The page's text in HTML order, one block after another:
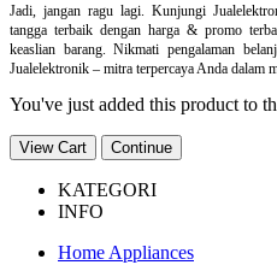
Jadi, jangan ragu lagi. Kunjungi
tangga terbaik dengan harga & promo
keaslian barang. Nikmati pengalaman
Jualelektronik – mitra terpercaya Anda dalam
You've just added this product to
View Cart Continue
KATEGORI
INFO
Home Appliances